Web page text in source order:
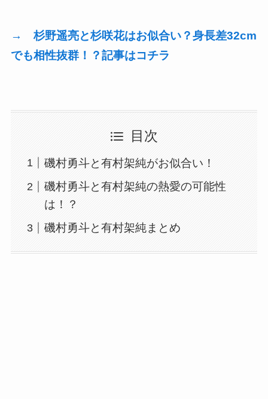
→ 杉野遥亮と杉咲花はお似合い？身長差32cm
でも相性抜群！？記事はコチラ
目次
磯村勇斗と有村架純がお似合い！
磯村勇斗と有村架純の熱愛の可能性
は！？
磯村勇斗と有村架純まとめ